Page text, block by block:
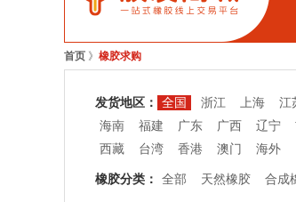
首页 》 橡胶求购
发货地区： 全国 浙江 上海 江
海南
福建 广东 广西 辽宁
西藏
台湾 香港 澳门 海外
橡胶分类： 全部 天然橡胶 合成